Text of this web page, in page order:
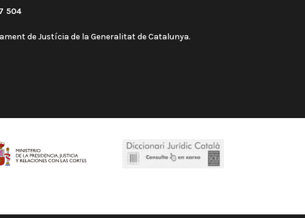
504
de Justícia de la Generalitat de Catalunya.